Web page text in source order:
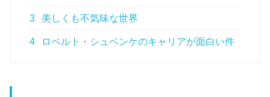
3 美しくも不気味な世界
4 ロベルト・シュベンケのキャリアが面白い件